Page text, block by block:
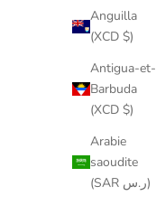
Anguilla
(XCD $)
Antigua-et-
Barbuda
(XCD $)
Arabie
saoudite
(SAR ر.س)